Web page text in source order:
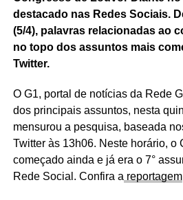
destacado nas Redes Sociais.
(5/4), palavras relacionadas ao
no topo dos assuntos mais
Twitter.
O G1, portal de notícias da Rede
dos principais assuntos, nesta
mensurou a pesquisa, baseada
Twitter às 13h06. Neste horário, o
começado ainda e já era o 7°
Rede Social. Confira a reportagem